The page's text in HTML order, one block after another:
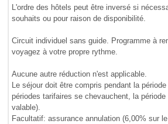
L'ordre des hôtels peut être inversé si
souhaits ou pour raison de disponibilité.
Circuit individuel sans guide. Programme à
voyagez à votre propre rythme.
Aucune autre réduction n'est applicable.
Le séjour doit être compris pendant la
périodes tarifaires se chevauchent, la
valable).
Facultatif: assurance annulation (6,00% sur